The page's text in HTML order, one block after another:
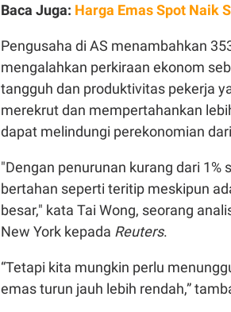
Baca Juga: Harga Emas Spot Naik
Pengusaha di AS menambahkan
mengalahkan perkiraan ekonom
tangguh dan produktivitas pekerja
merekrut dan mempertahankan
dapat melindungi perekonomian
"Dengan penurunan kurang dari
bertahan seperti teritip meskipun
besar," kata Tai Wong, seorang
New York kepada Reuters.
“Tetapi kita mungkin perlu
emas turun jauh lebih rendah,”